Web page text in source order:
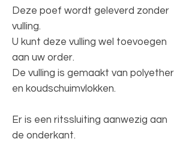
Deze poef wordt geleverd zonder
vulling.
U kunt deze vulling wel toevoegen
aan uw order.
De vulling is gemaakt van polyether
en koudschuimvlokken.
Er is een ritssluiting aanwezig aan
de onderkant.